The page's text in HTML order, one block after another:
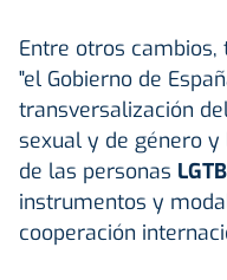
Entre otros
"el Gobierno de
transversalización
sexual y de género
de las personas
instrumentos y
cooperación